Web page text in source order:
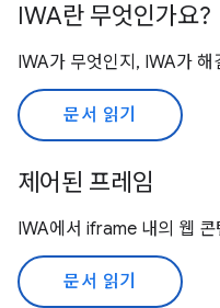
IWA란 무엇인가요?
IWA가 무엇인지, IWA가
문서 읽기
제어된 프레임
IWA에서 iframe 내의 웹
문서 읽기